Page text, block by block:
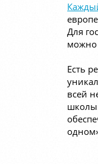
Для
можно
Есть
всей